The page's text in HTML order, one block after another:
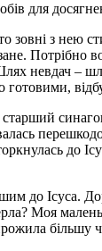
для
зовні з
невдач –
до
до Ісуса.
Моя